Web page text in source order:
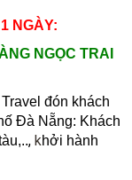
NGÀY:
NGỌC TRAI
đón khách
Đà Nẵng: Khách
., khởi hành